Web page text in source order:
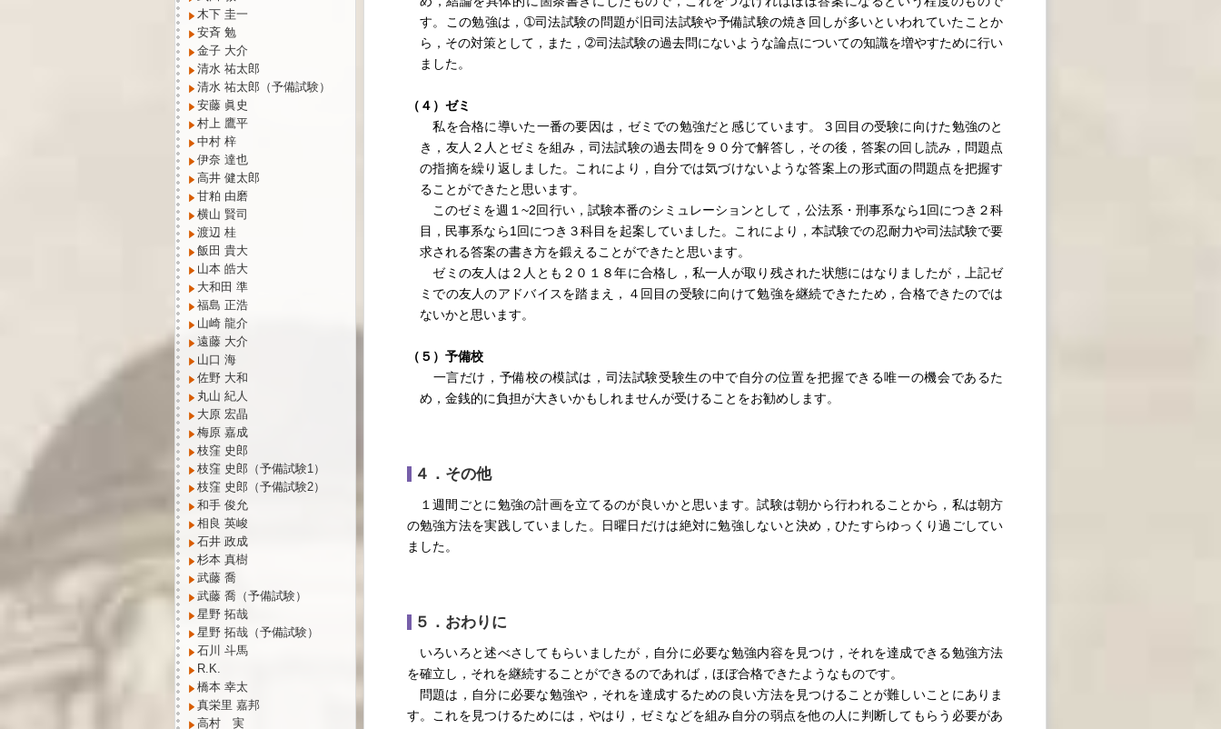
す。この勉強は，➀司法試験の問題が旧司法試験や予備試験の焼き回しが多いといわれていたことか
ら，その対策として，また，➁司法試験の過去問にないような論点についての知識を増やすために行い
ました。
（４）ゼミ
私を合格に導いた一番の要因は，ゼミでの勉強だと感じています。３回目の受験に向けた勉強のと
き，友人２人とゼミを組み，司法試験の過去問を９０分で解答し，その後，答案の回し読み，問題点
の指摘を繰り返しました。これにより，自分では気づけないような答案上の形式面の問題点を把握す
ることができたと思います。
このゼミを週１~2回行い，試験本番のシミュレーションとして，公法系・刑事系なら1回につき２科
目，民事系なら1回につき３科目を起案していました。これにより，本試験での忍耐力や司法試験で要
求される答案の書き方を鍛えることができたと思います。
ゼミの友人は２人とも２０１８年に合格し，私一人が取り残された状態にはなりましたが，上記ゼ
ミでの友人のアドバイスを踏まえ，４回目の受験に向けて勉強を継続できたため，合格できたのでは
ないかと思います。
（５）予備校
一言だけ，予備校の模試は，司法試験受験生の中で自分の位置を把握できる唯一の機会であるた
め，金銭的に負担が大きいかもしれませんが受けることをお勧めします。
４．その他
１週間ごとに勉強の計画を立てるのが良いかと思います。試験は朝から行われることから，私は朝方
の勉強方法を実践していました。日曜日だけは絶対に勉強しないと決め，ひたすらゆっくり過ごしてい
ました。
５．おわりに
いろいろと述べさしてもらいましたが，自分に必要な勉強内容を見つけ，それを達成できる勉強方法
を確立し，それを継続することができるのであれば，ほぼ合格できたようなものです。
問題は，自分に必要な勉強や，それを達成するための良い方法を見つけることが難しいことにありま
す。これを見つけるためには，やはり，ゼミなどを組み自分の弱点を他の人に判断してもらう必要があ
木下 圭一
安斉 勉
金子 大介
清水 祐太郎
清水 祐太郎（予備試験）
安藤 眞史
村上 鷹平
中村 梓
伊奈 達也
高井 健太郎
甘粕 由磨
横山 賢司
渡辺 桂
飯田 貴大
山本 皓大
大和田 準
福島 正浩
山崎 龍介
遠藤 大介
山口 海
佐野 大和
丸山 紀人
大原 宏晶
梅原 嘉成
枝窪 史郎
枝窪 史郎（予備試験1）
枝窪 史郎（予備試験2）
和手 俊允
相良 英峻
石井 政成
杉本 真樹
武藤 喬
武藤 喬（予備試験）
星野 拓哉
星野 拓哉（予備試験）
石川 斗馬
R.K.
橋本 幸太
真栄里 嘉邦
高村 実